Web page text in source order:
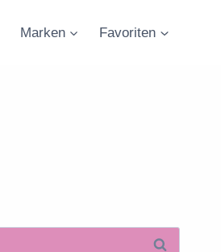
Marken Favoriten